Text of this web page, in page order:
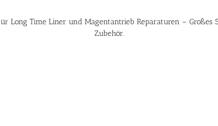
Long Time Liner und Magentantrieb Reparaturen – Großes
Zubehör.